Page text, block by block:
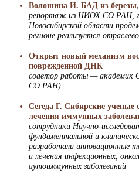
Волошина И. БАД из березы,
репортаж из НИОХ СО РАН,
Новосибирской области
регионе реализуется
Открыт новый механизм
поврежденной ДНК
соавтор работы —
СО РАН)
Сегеда Г. Сибирские
лечения иммунных
сотрудники Научно-
фундаментальной и
разработали инновационные
и лечения инфекционных,
аутоиммунных заболеваний